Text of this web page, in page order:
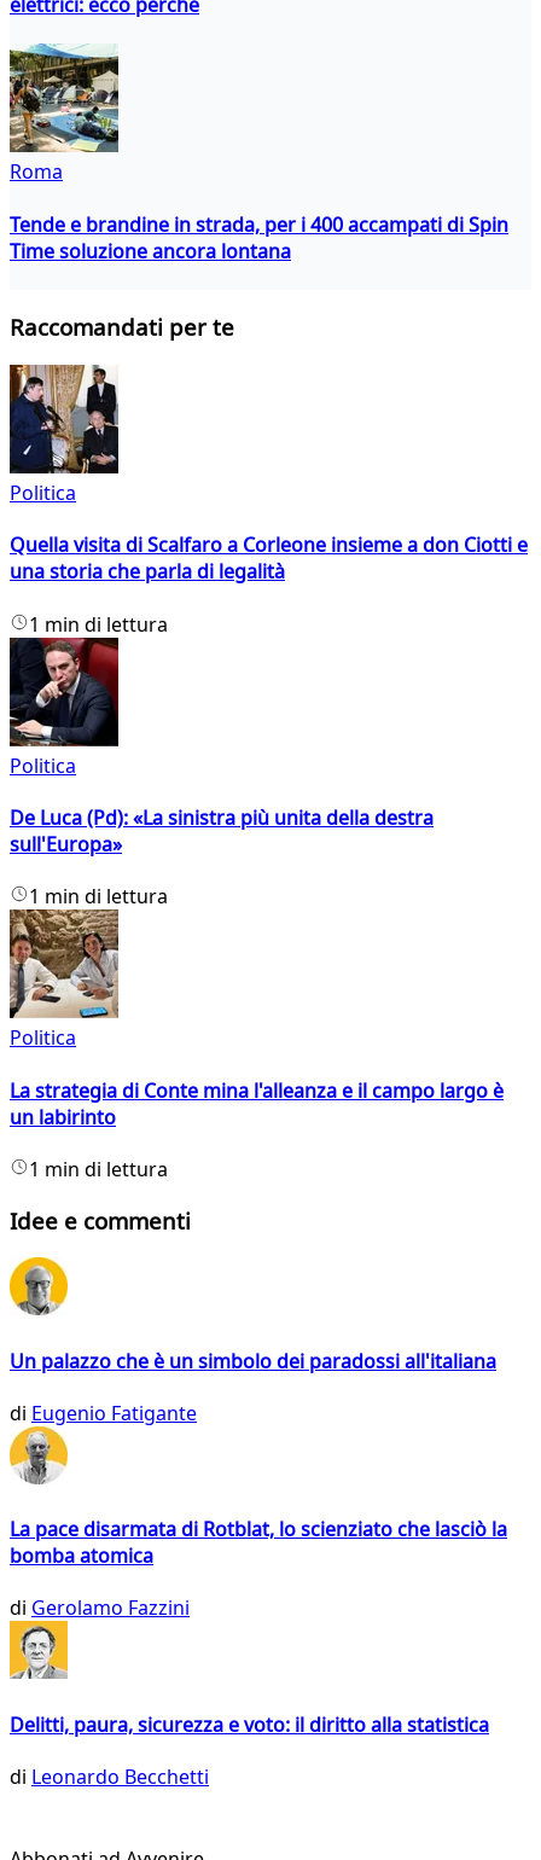
Roma
Tende e brandine in strada, per i 400 accampati di Spin
Time soluzione ancora lontana
Raccomandati per te
Politica
Quella visita di Scalfaro a Corleone insieme a don Ciotti e
una storia che parla di legalità
1 min di lettura
Politica
De Luca (Pd): «La sinistra più unita della destra
sull'Europa»
1 min di lettura
Politica
La strategia di Conte mina l'alleanza e il campo largo è
un labirinto
1 min di lettura
Idee e commenti
Un palazzo che è un simbolo dei paradossi all'italiana
di Eugenio Fatigante
La pace disarmata di Rotblat, lo scienziato che lasciò la
bomba atomica
di Gerolamo Fazzini
Delitti, paura, sicurezza e voto: il diritto alla statistica
di Leonardo Becchetti